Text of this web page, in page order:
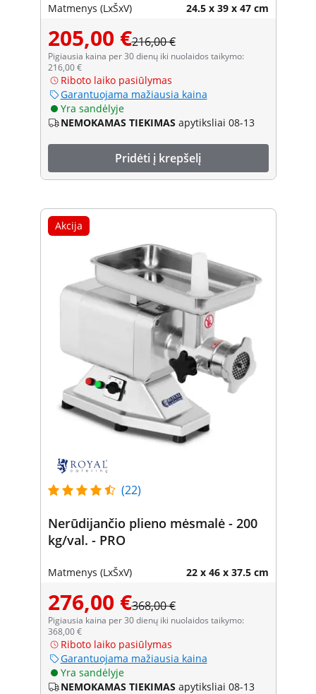
Matmenys (LxŠxV) 24.5 x 39 x 47 cm
205,00 €216,00 €
Pigiausia kaina per 30 dienų iki nuolaidos taikymo:
216,00 €
Riboto laiko pasiūlymas
Garantuojama mažiausia kaina
Yra sandėlyje
NEMOKAMAS TIEKIMAS apytiksliai 08-13
Pridėti į krepšelį
Akcija
(22)
Nerūdijančio plieno mėsmalė - 200
kg/val. - PRO
Matmenys (LxŠxV) 22 x 46 x 37.5 cm
276,00 €368,00 €
Pigiausia kaina per 30 dienų iki nuolaidos taikymo:
368,00 €
Riboto laiko pasiūlymas
Garantuojama mažiausia kaina
Yra sandėlyje
NEMOKAMAS TIEKIMAS apytiksliai 08-13